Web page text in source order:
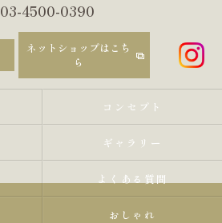
03-4500-0390
ネットショップはこち
ら
コンセプト
ギャラリー
よくある質問
おしゃれ